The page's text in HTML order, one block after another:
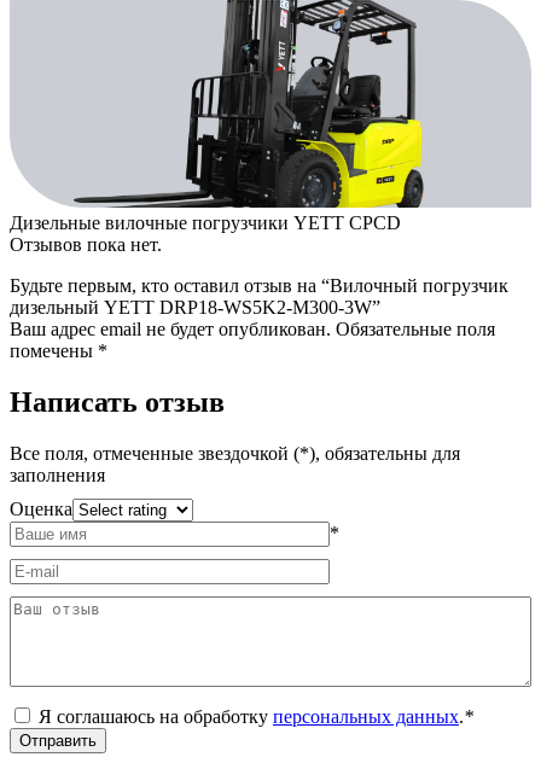
Дизельные вилочные погрузчики YETT CPCD
Отзывов пока нет.
Будьте первым, кто оставил отзыв на “Вилочный погрузчик
дизельный YETT DRP18-WS5K2-M300-3W”
Ваш адрес email не будет опубликован. Обязательные поля
помечены *
Написать отзыв
Все поля, отмеченные звездочкой (*), обязательны для
заполнения
Оценка
*
Я соглашаюсь на обработку персональных данных.*